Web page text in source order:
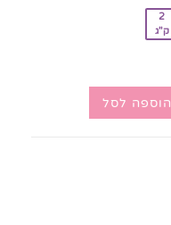
2
ק"ג
הוספה לסל